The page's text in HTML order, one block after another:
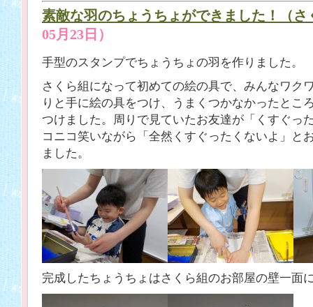
素敵な羽のちょうちょができました！（さ
05月23日）
手型のスタンプでちょうちょの羽を作りました。
さくら組になって初めての絵の具で、みんなワク
りと手に絵の具をつけ、うまくつかなかったとこ
つけました。周りで見ていたお友達が「くすぐっ
コニコ笑いながら「全然くすぐったくないよ」と
ました。
完成したちょうちょはさくら組のお部屋の壁一面